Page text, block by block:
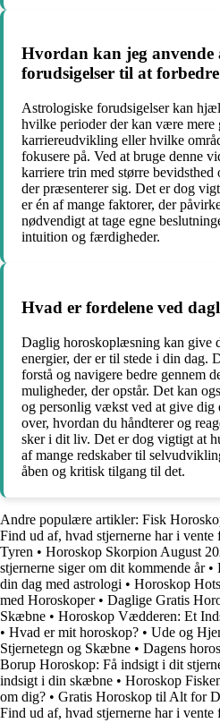
Hvordan kan jeg anvende
forudsigelser til at
Astrologiske forudsigelser kan
hvilke perioder der kan være mere
karriereudvikling eller hvilke
fokusere på. Ved at bruge denne
karriere trin med større bevidsthed
der præsenterer sig. Det er dog
er én af mange faktorer, der
nødvendigt at tage egne
intuition og færdigheder.
Hvad er fordelene ved
Daglig horoskoplæsning kan give
energier, der er til stede i din dag.
forstå og navigere bedre gennem
muligheder, der opstår. Det kan
og personlig vækst ved at give dig
over, hvordan du håndterer og
sker i dit liv. Det er dog vigtigt at
af mange redskaber til
åben og kritisk tilgang til det.
Andre populære artikler: Fisk
Find ud af, hvad stjernerne har i vente
Tyren • Horoskop Skorpion August
stjernerne siger om dit kommende år•
din dag med astrologi • Horoskop
med Horoskoper• Daglige Gratis
Skæbne • Horoskop Vædderen: Et
• Hvad er mit horoskop? • Ude og
Stjernetegn og Skæbne • Dagens
Borup Horoskop: Få indsigt i dit
indsigt i din skæbne • Horoskop
om dig? • Gratis Horoskop til Alt for
Find ud af, hvad stjernerne har i vente